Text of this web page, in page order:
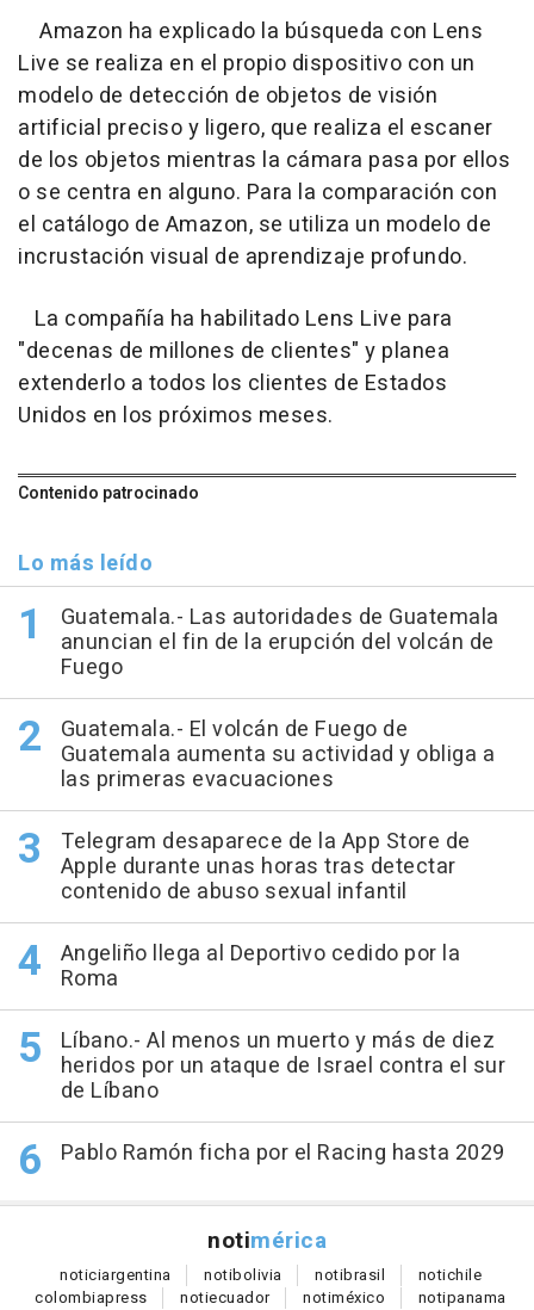
Amazon ha explicado la búsqueda con Lens
Live se realiza en el propio dispositivo con un
modelo de detección de objetos de visión
artificial preciso y ligero, que realiza el escaner
de los objetos mientras la cámara pasa por ellos
o se centra en alguno. Para la comparación con
el catálogo de Amazon, se utiliza un modelo de
incrustación visual de aprendizaje profundo.
La compañía ha habilitado Lens Live para
"decenas de millones de clientes" y planea
extenderlo a todos los clientes de Estados
Unidos en los próximos meses.
Contenido patrocinado
Lo más leído
Guatemala.- Las autoridades de Guatemala
anuncian el fin de la erupción del volcán de
Fuego
Guatemala.- El volcán de Fuego de
Guatemala aumenta su actividad y obliga a
las primeras evacuaciones
Telegram desaparece de la App Store de
Apple durante unas horas tras detectar
contenido de abuso sexual infantil
Angeliño llega al Deportivo cedido por la
Roma
Líbano.- Al menos un muerto y más de diez
heridos por un ataque de Israel contra el sur
de Líbano
Pablo Ramón ficha por el Racing hasta 2029
notimérica
noticiargentina notibolivia notibrasil notichile
colombiapress notiecuador notiméxico notipanama